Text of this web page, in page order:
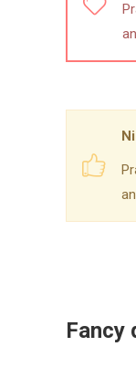
Fancy